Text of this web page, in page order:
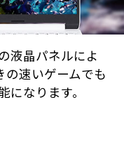
液晶パネルによ
の速いゲームでも
になります。